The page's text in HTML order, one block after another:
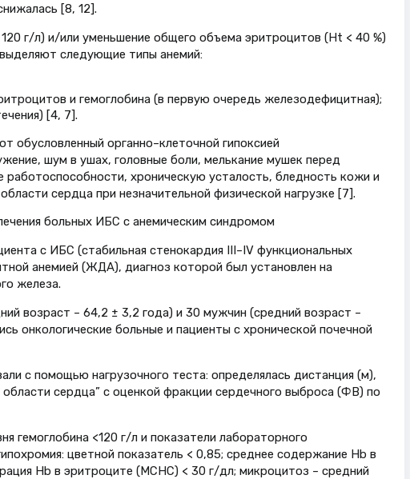
[8, 12].
г/л) и/или уменьшение общего объема эритроцитов (Ht < 40 %)
следующие типы анемий:
и гемоглобина (в первую очередь железодефицитная);
[4, 7].
органно–клеточной гипоксией
шум в ушах, головные боли, мелькание мушек перед
работоспособности, хроническую усталость, бледность кожи и
сердца при незначительной физической нагрузке [7].
больных ИБС с анемическим синдромом
с ИБС (стабильная стенокардия III–IV функциональных
анемией (ЖДА), диагноз которой был установлен на
железа.
возраст – 64,2 ± 3,2 года) и 30 мужчин (средний возраст –
онкологические больные и пациенты с хронической почечной
с помощью нагрузочного теста: определялась дистанция (м),
сердца” с оценкой фракции сердечного выброса (ФВ) по
гемоглобина <120 г/л и показатели лабораторного
цветной показатель < 0,85; среднее содержание Hb в
Hb в эритроците (МСНС) < 30 г/дл; микроцитоз – средний